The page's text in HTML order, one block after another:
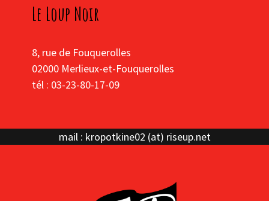
Le Loup Noir
8, rue de Fouquerolles
02000 Merlieux-et-Fouquerolles
tél : 03-23-80-17-09
mail : kropotkine02 (at) riseup.net